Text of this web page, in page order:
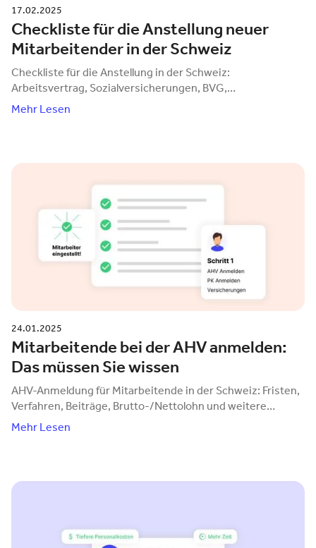
17.02.2025
Checkliste für die Anstellung neuer
Mitarbeitender in der Schweiz
Checkliste für die Anstellung in der Schweiz:
Arbeitsvertrag, Sozialversicherungen, BVG,
Unfallversicherung, Steuern, Zulagen und Löhne.
Mehr Lesen
24.01.2025
Mitarbeitende bei der AHV anmelden:
Das müssen Sie wissen
AHV-Anmeldung für Mitarbeitende in der Schweiz: Fristen,
Verfahren, Beiträge, Brutto-/Nettolohn und weitere
Pflichtabzüge einfach erklärt.
Mehr Lesen